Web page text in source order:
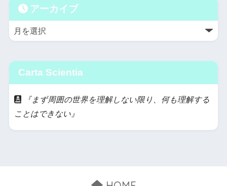
アーカイブ
Carta Scientia
『まず周囲の世界を理解しない限り、何も理解する
ことはできない』